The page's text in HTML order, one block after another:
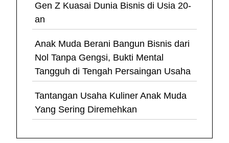
Gen Z Kuasai Dunia Bisnis di Usia 20-
an
Anak Muda Berani Bangun Bisnis dari
Nol Tanpa Gengsi, Bukti Mental
Tangguh di Tengah Persaingan Usaha
Tantangan Usaha Kuliner Anak Muda
Yang Sering Diremehkan